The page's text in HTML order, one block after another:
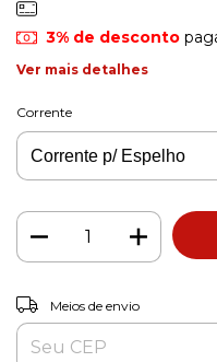
3% de desconto
Ver mais detalhes
Corrente
Entregas para o CEP:
Meios de envio